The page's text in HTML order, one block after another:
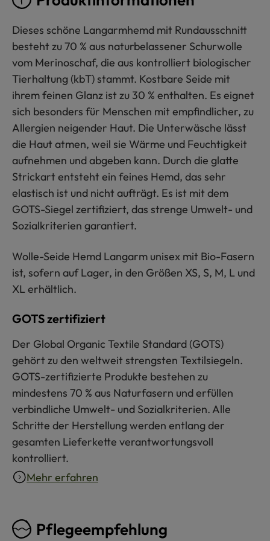
Dieses schöne Langarmhemd mit Rundausschnitt
besteht zu 70 % aus naturbelassener Schurwolle
vom Merinoschaf, die aus kontrolliert biologischer
Tierhaltung (kbT) stammt. Kostbare Seide mit
ihrem feinen Glanz ist zu 30 % enthalten. Es eignet
sich besonders für Menschen mit empfindlicher, zu
Allergien neigender Haut. Die Unterwäsche lässt
die Haut atmen, weil sie Wärme und Feuchtigkeit
aufnehmen und abgeben kann. Durch die glatte
Strickart entsteht ein feines Hemd, das sehr
elastisch ist und nicht aufträgt. Es ist mit dem
GOTS-Siegel zertifiziert, das strenge Umwelt- und
Sozialkriterien garantiert.
Wolle-Seide Hemd Langarm unisex mit Bio-Fasern
ist, sofern auf Lager, in den Größen XS, S, M, L und
XL erhältlich.
GOTS zertifiziert
Der Global Organic Textile Standard (GOTS)
gehört zu den weltweit strengsten Textilsiegeln.
GOTS-zertifizierte Produkte bestehen zu
mindestens 70 % aus Naturfasern und erfüllen
verbindliche Umwelt- und Sozialkriterien. Alle
Schritte der Herstellung werden entlang der
gesamten Lieferkette verantwortungsvoll
kontrolliert.
Mehr erfahren
Pflegeempfehlung